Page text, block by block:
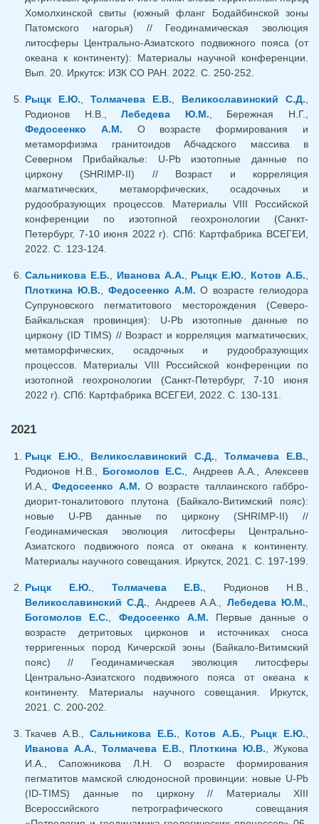
Хомолхинской свиты (южный фланг Бодайбинской зоны
Патомского нагорья) // Геодинамическая эволюция
литосферы Центрально-Азиатского подвижного пояса (от
океана к континенту): Материалы научной конференции.
Вып. 20. Иркутск: ИЗК СО РАН. 2022. С. 250-252.
Рыцк Е.Ю. Толмачева Е.В. Великославинский С.Д.
Родионов Н.В.,Лебедева Ю.М. , Бережная Н.Г.,
Федосеенко А.М. О возрасте формирования и
метаморфизма гранитоидов Абчадского массива в
Северном Прибайкалье: U-Pb изотопные данные по
циркону (SHRIMP-II) // Возраст и корреляция
магматических, метаморфических, осадочных и
рудообразующих процессов. Материалы VIII Российской
конференции по изотопной геохронологии (Санкт-
Петербург, 7-10 июня 2022 г). СПб: Картфабрика ВСЕГЕИ,
2022. С. 123-124.
Сальникова Е.Б. Иванова А.А. Рыцк Е.Ю. Котов А.Б.
Плоткина Ю.В.
Федосеенко А.М. О возрасте гелиодора
Супруновского пегматитового месторождения (Северо-
Байкальская провинция): U-Pb изотопные данные по
циркону (ID TIMS) // Возраст и корреляция магматических,
метаморфических, осадочных и рудообразующих
процессов. Материалы VIII Российской конференции по
изотопной геохронологии (Санкт-Петербург, 7-10 июня
2022 г). СПб: Картфабрика ВСЕГЕИ, 2022. С. 130-131.
2021
Рыцк Е.Ю. Великославинский С.Д. Толмачева Е.В.
Родионов Н.В., Богомолов Е.С. , Андреев А.А., Алексеев
И.А.,Федосеенко А.М. О возрасте таллаинского габбро-
диорит-тоналитового плутона (Байкало-Витимский пояс):
новые U-PB данные по циркону (SHRIMP-II) //
Геодинамическая эволюция литосферы Центрально-
Азиатского подвижного пояса от океана к континенту.
Материалы научного совещания. Иркутск, 2021. С. 197-199.
Рыцк Е.Ю. Толмачева Е.В. , Родионов Н.В.,
Великославинский С.Д. , Андреев А.А., Лебедева Ю.М.
Богомолов Е.С.
Федосеенко А.М. Первые данные о
возрасте детритовых цирконов и источниках сноса
терригенных пород Кичерской зоны (Байкало-Витимский
пояс) // Геодинамическая эволюция литосферы
Центрально-Азиатского подвижного пояса от океана к
континенту. Материалы научного совещания. Иркутск,
2021. С. 200-202.
Ткачев А.В.,Сальникова Е.Б. Котов А.Б. Рыцк Е.Ю.
Иванова А.А.
Толмачева Е.В. Плоткина Ю.В. , Жукова
И.А., Сапожникова Л.Н. О возрасте формирования
пегматитов мамской слюдоносной провинции: новые U-Pb
(ID-TIMS) данные по циркону // Материалы XIII
Всероссийского петрографического совещания